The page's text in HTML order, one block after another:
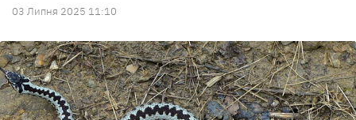
03 Липня 2025 11:10